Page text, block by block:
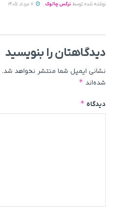
نوشته شده توسط نرگس چالوک
دیدگاهتان را بنویسید
نشانی ایمیل شما منتشر نخواهد شد.
شده‌اند *
دیدگاه *